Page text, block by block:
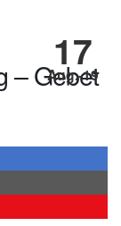
17
Aug.-19
– Gebet